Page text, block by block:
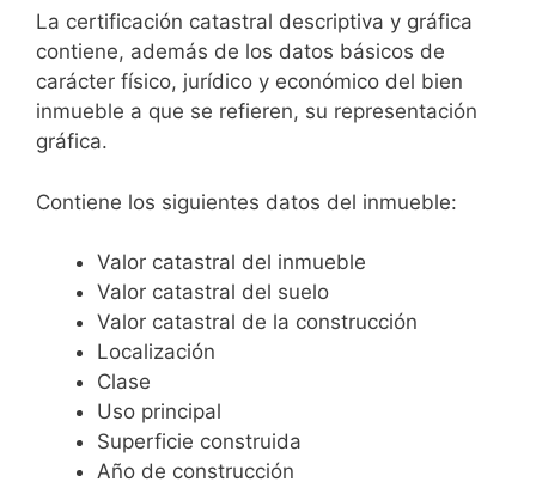
La certificación catastral descriptiva y gráfica
contiene, además de los datos básicos de
carácter físico, jurídico y económico del bien
inmueble a que se refieren, su representación
gráfica.
Contiene los siguientes datos del inmueble:
Valor catastral del inmueble
Valor catastral del suelo
Valor catastral de la construcción
Localización
Clase
Uso principal
Superficie construida
Año de construcción